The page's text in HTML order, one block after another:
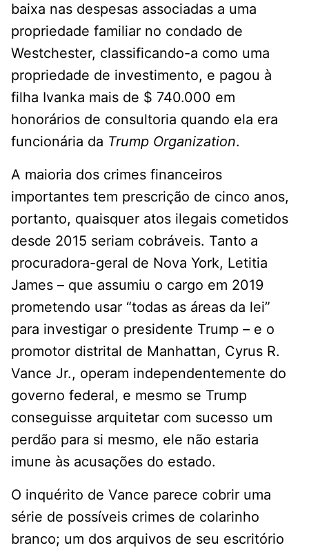
baixa nas despesas associadas a uma
propriedade familiar no condado de
Westchester, classificando-a como uma
propriedade de investimento, e pagou à
filha Ivanka mais de $ 740.000 em
honorários de consultoria quando ela era
funcionária da Trump Organization.
A maioria dos crimes financeiros
importantes tem prescrição de cinco anos,
portanto, quaisquer atos ilegais cometidos
desde 2015 seriam cobráveis. Tanto a
procuradora-geral de Nova York, Letitia
James – que assumiu o cargo em 2019
prometendo usar “todas as áreas da lei”
para investigar o presidente Trump – e o
promotor distrital de Manhattan, Cyrus R.
Vance Jr., operam independentemente do
governo federal, e mesmo se Trump
conseguisse arquitetar com sucesso um
perdão para si mesmo, ele não estaria
imune às acusações do estado.
O inquérito de Vance parece cobrir uma
série de possíveis crimes de colarinho
branco; um dos arquivos de seu escritório